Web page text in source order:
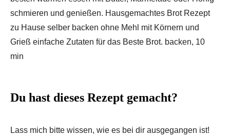
schmieren und genießen. Hausgemachtes Brot Rezept
zu Hause selber backen ohne Mehl mit Körnern und
Grieß einfache Zutaten für das Beste Brot. backen, 10
min
Du hast dieses Rezept gemacht?
Lass mich bitte wissen, wie es bei dir ausgegangen ist!